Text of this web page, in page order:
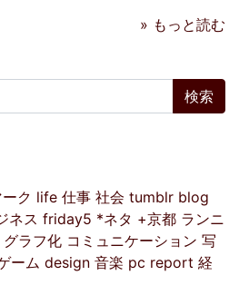
» もっと読む
ク life 仕事 社会 tumblr blog
ネス friday5 *ネタ +京都 ランニ
グラフ化 コミュニケーション 写
ーム design 音楽 pc report 経